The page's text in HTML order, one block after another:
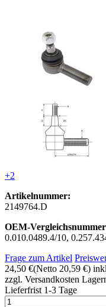
+2
Artikelnummer:
2149764.D
OEM-
0.010.0489.4/10,
Frage zum Artikel
24,50 €(Netto 20,59 €)
zzgl. Versandkosten
Lieferfrist 1-3 Tage